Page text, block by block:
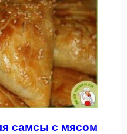
самсы с мясом